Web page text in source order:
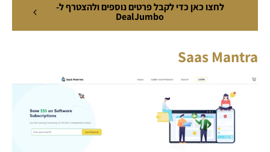
לחצו כאן כדי לקבל פרטים נוספים ולהצטרף ל-
DealJumbo
Saas Mantra